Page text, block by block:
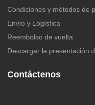
Condiciones y métodos de
Envío y Logística
Reembolso de vuelta
Descargar la presentación
Contáctenos